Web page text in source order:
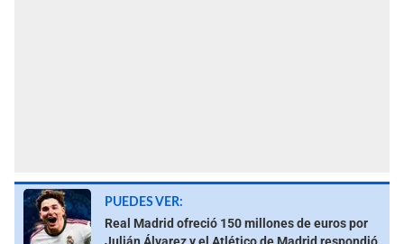
PUEDES VER:
Real Madrid ofreció 150 millones de euros por
Julián Álvarez y el Atlético de Madrid respondió